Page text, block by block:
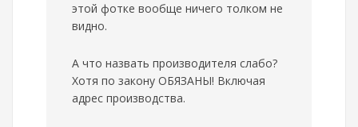
этой фотке вообще ничего толком не
видно.
А что назвать производителя слабо?
Хотя по закону ОБЯЗАНЫ! Включая
адрес производства.